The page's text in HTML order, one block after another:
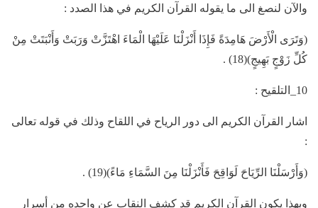
والآن لنصغ الى ما يقوله القرآن الكريم في هذا الصدد :
(وَتَرَى الْأَرْضَ هَامِدَةً فَإِذَا أَنْزَلْنَا عَلَيْهَا الْمَاءَ اهْتَزَّتْ وَرَبَتْ وَأَنْبَتَتْ مِنْ
كُلِّ زَوْجٍ بَهِيجٍ)(18) .
10_التلقيح :
اشار القرآن الكريم الى دور الرياح في اللقاح وذلك في قوله تعالى
:
(وَأَرْسَلْنَا الرِّيَاحَ لَوَاقِحَ فَأَنْزَلْنَا مِنَ السَّمَاءِ مَاءً)(19) .
وبهذا يكون القرآن الكريم قد كشف النقاب عن واحده من أسرار